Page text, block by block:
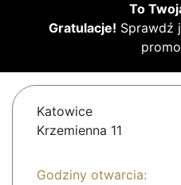
To
Gratulacje! Sprawdź
Katowice
Krzemienna 11
Godziny otwarcia: